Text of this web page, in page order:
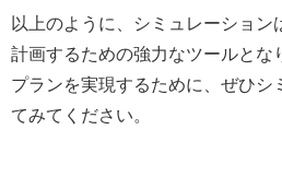
以上のように、シミュレーション
計画するための強力なツールとな
プランを実現するために、ぜひシ
てみてください。